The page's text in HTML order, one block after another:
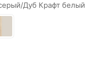
Дуб Крафт белый